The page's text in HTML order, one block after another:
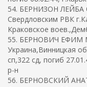
54. БЕРНИЗОН ЛЕЙБА
Свердловским РВК
Краковское
55. БЕРНОВИЧ ЕФИМ
Украина,Винницкая
сп,322 сд, погиб
р-н
56. БЕРНОВСКИЙ